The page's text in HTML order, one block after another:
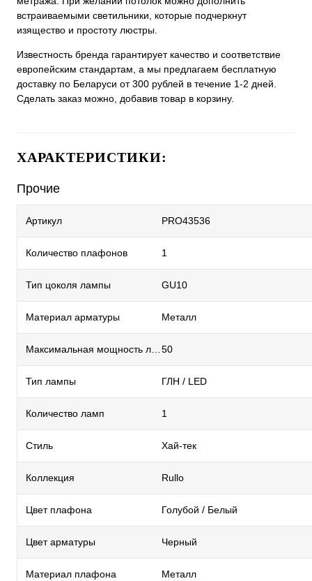
встраиваемыми светильники, которые подчеркнут
изящество и простоту люстры.
Известность бренда гарантирует качество и соответствие
европейским стандартам, а мы предлагаем бесплатную
доставку по Беларуси от 300 рублей в течение 1-2 дней.
Сделать заказ можно, добавив товар в корзину.
ХАРАКТЕРИСТИКИ:
Прочие
Артикул PRO43536
Количество плафонов 1
Тип цоколя лампы GU10
Материал арматуры Металл
50
Тип лампы ГЛН / LED
Количество ламп 1
Стиль Хай-тек
Коллекция Rullo
Цвет плафона Голубой / Белый
Цвет арматуры Черный
Материал плафона Металл